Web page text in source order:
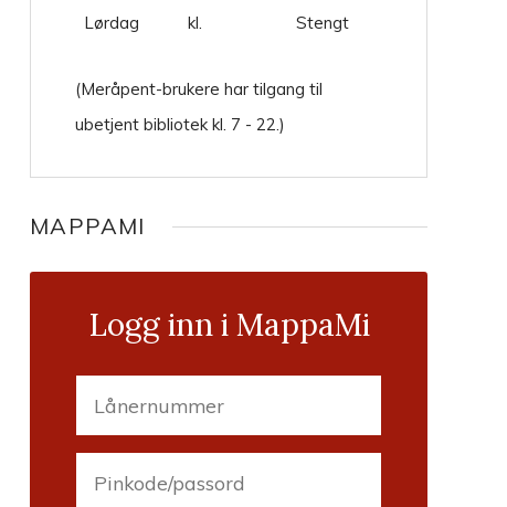
Lørdag kl. Stengt
(Meråpent-brukere har tilgang til
ubetjent bibliotek kl. 7 - 22.)
MAPPAMI
Logg inn i MappaMi
Lånernummer
Passord